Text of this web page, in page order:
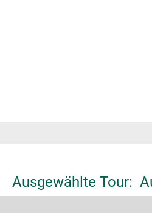
Ausgewählte Tour: